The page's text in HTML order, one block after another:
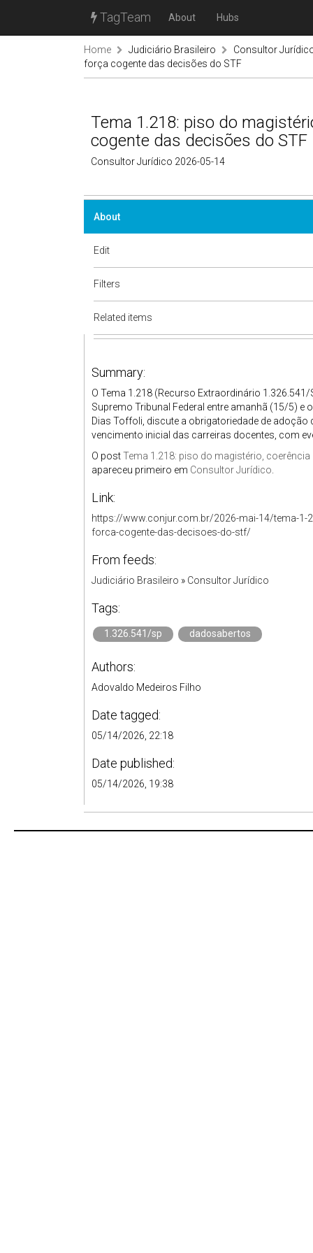
TagTeam About Hubs
Home Judiciário Brasileiro
Consultor
força cogente das decisões do STF
Tema 1.218: piso do
cogente das decisões do STF
Consultor Jurídico 2026-05-14
About
Edit
Filters
Related items
Summary:
O Tema 1.218 (Recurso Extraordinário
Supremo Tribunal Federal entre amanhã (15/5)
Dias Toffoli, discute a obrigatoriedade de
vencimento inicial das carreiras docentes, com
O postTema 1.218: piso do magistério,
apareceu primeiro em Consultor Jurídico
Link:
https://www.conjur.com.br/2026-mai-14/tema-
forca-cogente-das-decisoes-do-stf/
From feeds:
Judiciário Brasileiro » Consultor Jurídico
Tags:
1.326.541/sp dadosabertos
Authors:
Adovaldo Medeiros Filho
Date tagged:
05/14/2026, 22:18
Date published:
05/14/2026, 19:38